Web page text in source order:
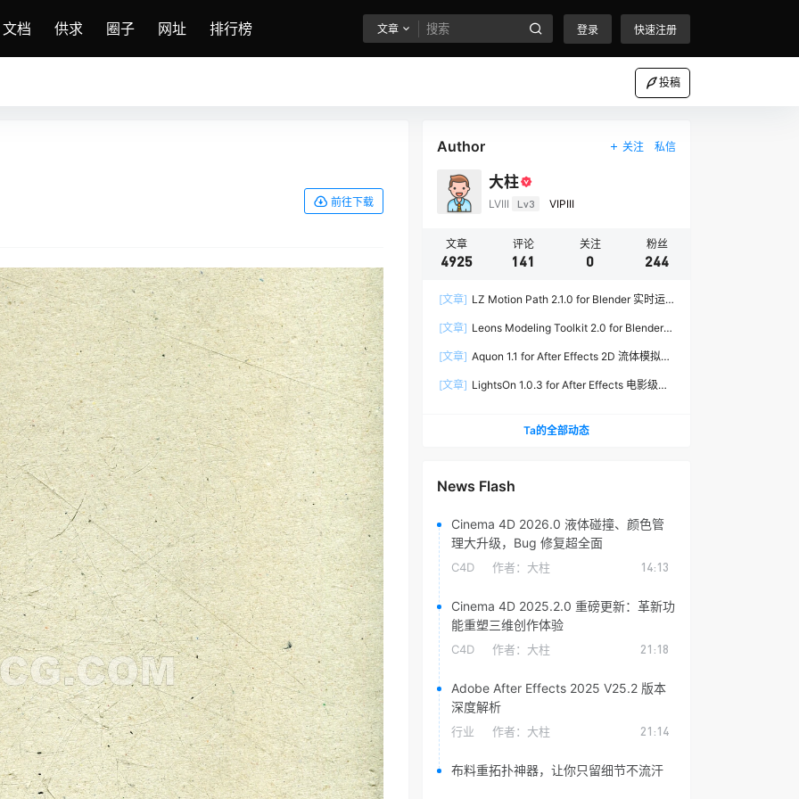
文档 供求 圈子 网址 排行榜 文章 登录 快速注册
投稿
前往下载
Author 关注 私信
大柱
LVIII Lv3 VIPIII
文章
4925
评论
141
关注
0
粉丝
244
[文章] LZ Motion Path 2.1.0 for Blender 实时运
[文章] Leons Modeling Toolkit 2.0 for Blender
[文章] Aquon 1.1 for After Effects 2D 流体模拟插
[文章] LightsOn 1.0.3 for After Effects 电影级镜
Ta的全部动态
News Flash
Cinema 4D 2026.0 液体碰撞、颜色管
理大升级，Bug 修复超全面
C4D 作者： 大柱 14:13
Cinema 4D 2025.2.0 重磅更新：革新功
能重塑三维创作体验
C4D 作者： 大柱 21:18
Adobe After Effects 2025 V25.2 版本
深度解析
行业 作者： 大柱 21:14
布料重拓扑神器，让你只留细节不流汗